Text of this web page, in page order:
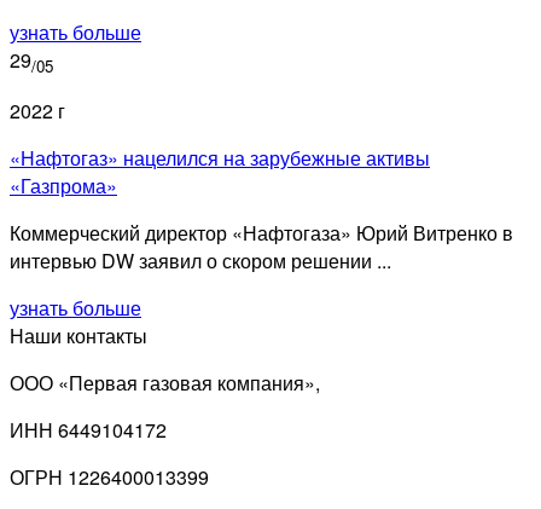
узнать больше
29/05
2022 г
«Нафтогаз» нацелился на зарубежные активы
«Газпрома»
Коммерческий директор «Нафтогаза» Юрий Витренко в
интервью DW заявил о скором решении ...
узнать больше
Наши контакты
ООО «Первая газовая компания»,
ИНН 6449104172
ОГРН 1226400013399